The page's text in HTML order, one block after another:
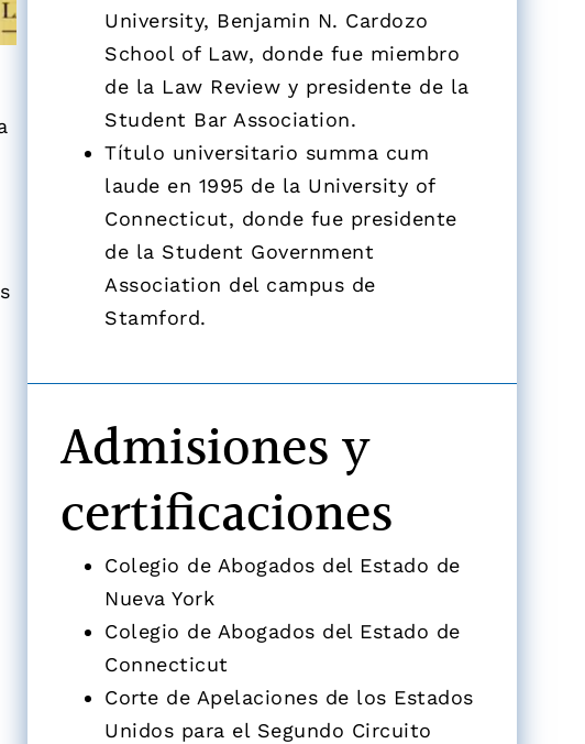
University, Benjamin N. Cardozo
School of Law, donde fue miembro
de la Law Review y presidente de la
Student Bar Association.
Título universitario summa cum
laude en 1995 de la University of
Connecticut, donde fue presidente
de la Student Government
Association del campus de
Stamford.
Admisiones y
certificaciones
Colegio de Abogados del Estado de
Nueva York
Colegio de Abogados del Estado de
Connecticut
Corte de Apelaciones de los Estados
Unidos para el Segundo Circuito